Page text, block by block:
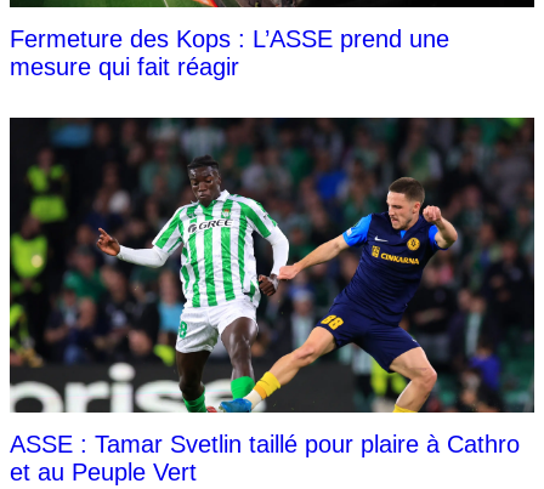
Fermeture des Kops : L’ASSE prend une
mesure qui fait réagir
ASSE : Tamar Svetlin taillé pour plaire à Cathro
et au Peuple Vert